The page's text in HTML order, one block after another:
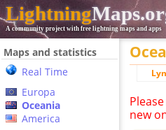
Lightning
A community project with free lightning maps and apps
Maps and statistics
Real Time
Europa
Oceania
America
Lyn
new